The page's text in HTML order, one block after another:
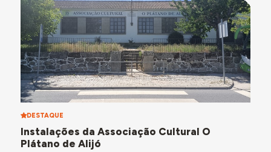
DESTAQUE
Instalações da Associação Cultural O
Plátano de Alijó